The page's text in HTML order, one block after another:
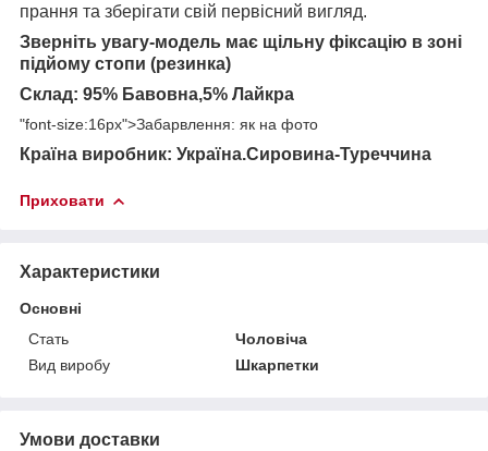
прання та зберігати свій первісний вигляд.
Зверніть увагу-модель має щільну фіксацію в зоні
підйому стопи (резинка)
Склад: 95% Бавовна,5% Лайкра
"font-size:16px">Забарвлення: як на фото
Країна виробник: Україна.Сировина-Туреччина
Приховати
Характеристики
Основні
Стать
Чоловіча
Вид виробу
Шкарпетки
Умови доставки